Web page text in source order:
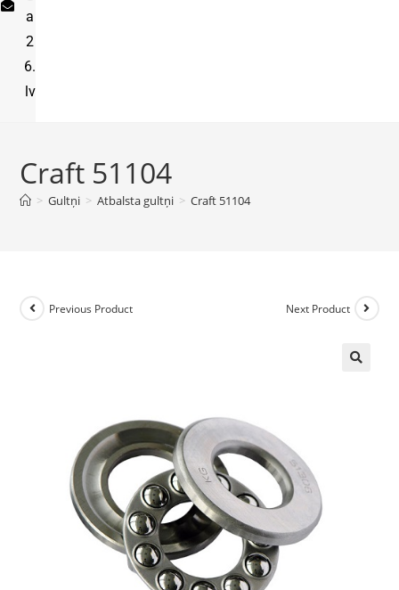
a
2
6.
lv
Craft 51104
> Gultņi > Atbalsta gultņi > Craft 51104
Previous Product Next Product